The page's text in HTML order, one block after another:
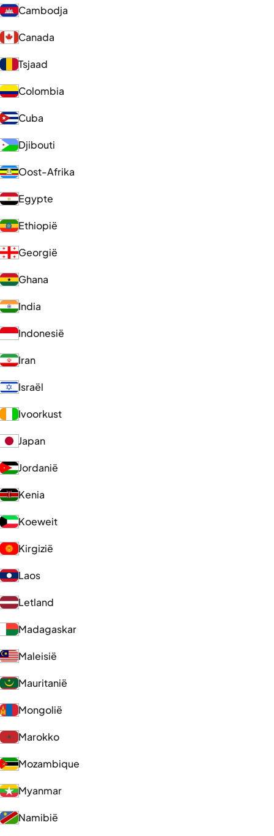
Cambodja
Canada
Tsjaad
Colombia
Cuba
Djibouti
Oost-Afrika
Egypte
Ethiopië
Georgië
Ghana
India
Indonesië
Iran
Israël
Ivoorkust
Japan
Jordanië
Kenia
Koeweit
Kirgizië
Laos
Letland
Madagaskar
Maleisië
Mauritanië
Mongolië
Marokko
Mozambique
Myanmar
Namibië